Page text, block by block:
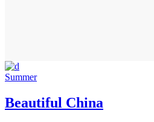
Summer
Beautiful China